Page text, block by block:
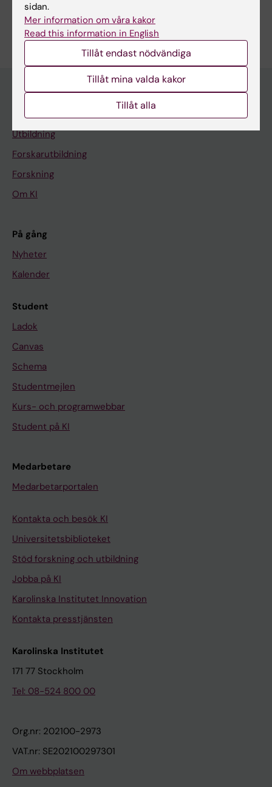
Är du Chrisanne Dsouza?
Redigera din profil
Huvudmeny
Utbildning
Forskarutbildning
Forskning
Om KI
På gång
Nyheter
Kalender
Student
Ladok
Canvas
Schema
Studentmejlen
Kurs- och programwebbar
Student på KI
Medarbetare
Medarbetarportalen
Kontakta och besök KI
Universitetsbiblioteket
Stöd forskning och utbildning
Jobba på KI
Karolinska Institutet Innovation
Kontakta presstjänsten
Karolinska Institutet
171 77 Stockholm
Tel: 08-524 800 00
Org.nr: 202100-2973
VAT.nr: SE202100297301
Om webbplatsen
sidan.
Mer information om våra kakor
Read this information in English
Tillåt endast nödvändiga
Tillåt mina valda kakor
Tillåt alla